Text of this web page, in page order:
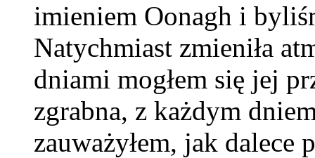
imieniem Oonagh i
Natychmiast zmieniła
dniami mogłem się jej
zgrabna, z każdym
zauważyłem, jak dalece